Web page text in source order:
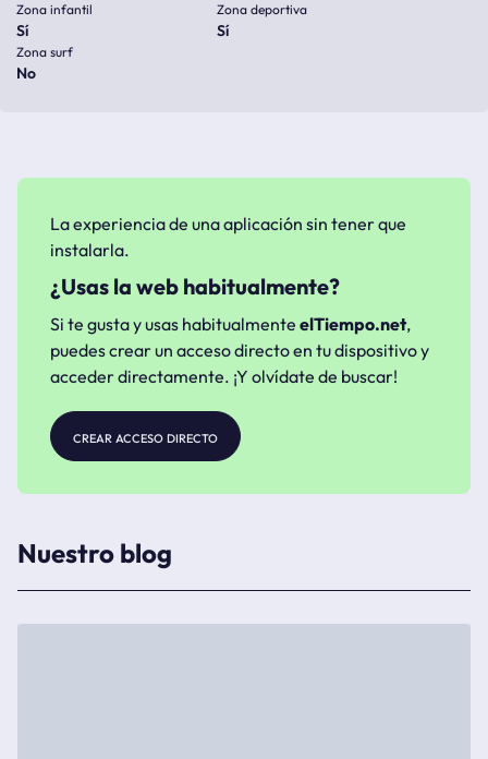
Zona infantil
Sí
Zona deportiva
Sí
Zona surf
No
La experiencia de una aplicación sin tener que
instalarla.
¿Usas la web habitualmente?
Si te gusta y usas habitualmente elTiempo.net,
puedes crear un acceso directo en tu dispositivo y
acceder directamente. ¡Y olvídate de buscar!
crear acceso directo
Nuestro blog